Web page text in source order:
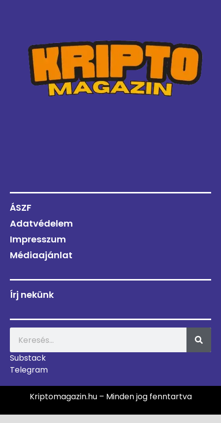
ÁSZF
Adatvédelem
Impresszum
Médiaajánlat
Írj nekünk
Substack
Telegram
Kriptomagazin.hu – Minden jog fenntartva